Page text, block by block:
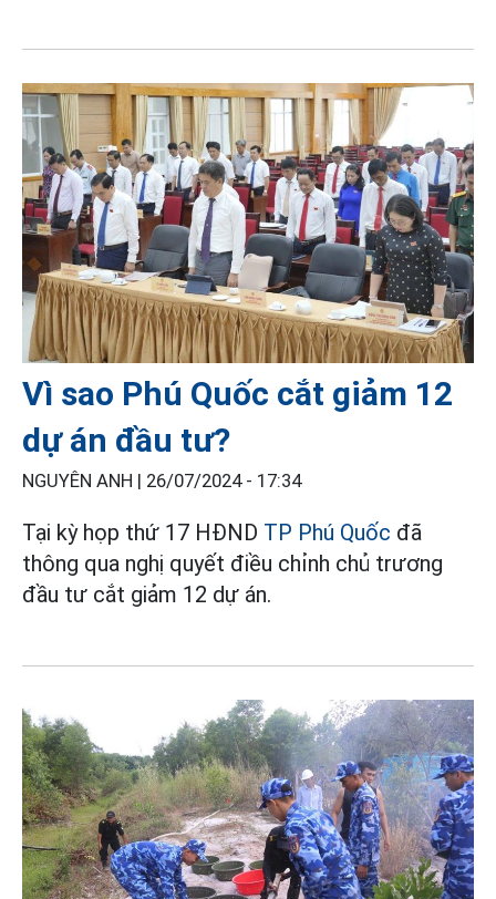
Vì sao Phú Quốc cắt giảm 12
dự án đầu tư?
NGUYÊN ANH | 26/07/2024 - 17:34
Tại kỳ họp thứ 17 HĐND TP Phú Quốc đã
thông qua nghị quyết điều chỉnh chủ trương
đầu tư cắt giảm 12 dự án.